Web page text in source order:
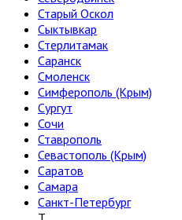
Старый Оскол
Сыктывкар
Стерлитамак
Саранск
Смоленск
Симферополь (Крым)
Сургут
Сочи
Ставрополь
Севастополь (Крым)
Саратов
Самара
Санкт-Петербург